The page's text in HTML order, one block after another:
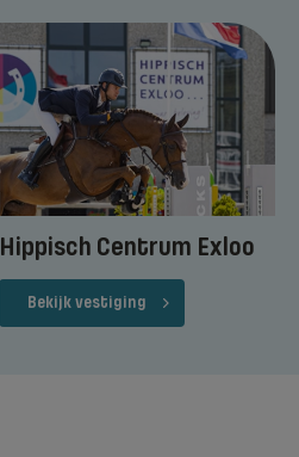
Hippisch Centrum Exloo
Bekijk vestiging